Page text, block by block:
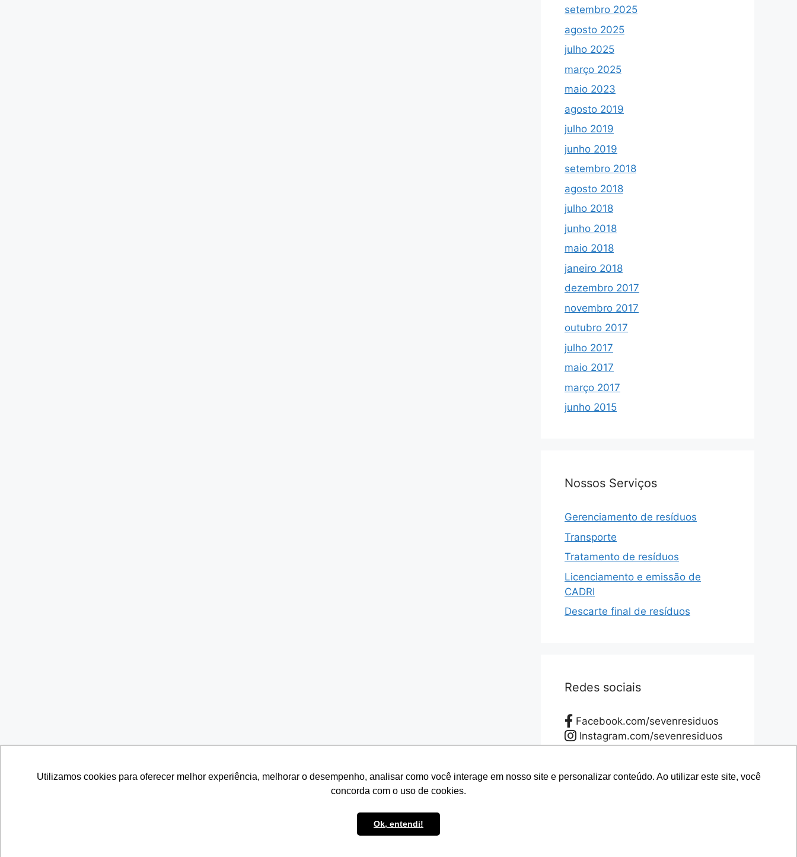
Utilizamos cookies para oferecer melhor experiência, melhorar o desempenho, analisar como você interage em nosso site e personalizar conteúdo. Ao utilizar este site, você
concorda com o uso de cookies.
Ok, entendi!
Utilizamos cookies para oferecer melhor experiência, melhorar o desempenho, analisar como você interage em nosso site e personalizar conteúdo. Ao utilizar este site, você
concorda com o uso de cookies.
Ok, entendi!
setembro 2025
agosto 2025
julho 2025
março 2025
maio 2023
agosto 2019
julho 2019
junho 2019
setembro 2018
agosto 2018
julho 2018
junho 2018
maio 2018
janeiro 2018
dezembro 2017
novembro 2017
outubro 2017
julho 2017
maio 2017
março 2017
junho 2015
Nossos Serviços
Gerenciamento de resíduos
Transporte
Tratamento de resíduos
Licenciamento e emissão de
CADRI
Descarte final de resíduos
Redes sociais
Facebook.com/sevenresiduos
Instagram.com/sevenresiduos
Twitter.com/sevenresiduos